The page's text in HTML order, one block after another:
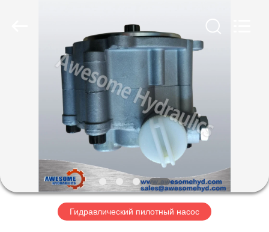
ПРОДУКТЫ
ПУТЕШЕСТВИЕ
ФАБРИКИГидравлический пилотный насос